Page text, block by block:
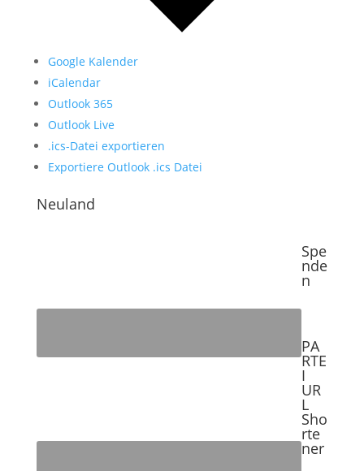
Google Kalender
iCalendar
Outlook 365
Outlook Live
.ics-Datei exportieren
Exportiere Outlook .ics Datei
Neuland
Spe
nde
n
PA
RTE
I
UR
L
Sho
rte
ner